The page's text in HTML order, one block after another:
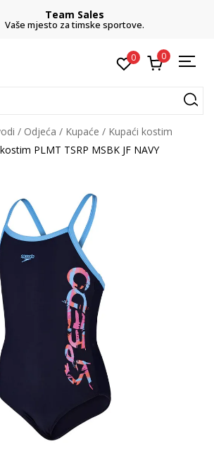
Team Sales
mjesto za timske sportove.
0 0
Odjeća Kupaće
Kupaći kostim
PLMT TSRP MSBK JF NAVY